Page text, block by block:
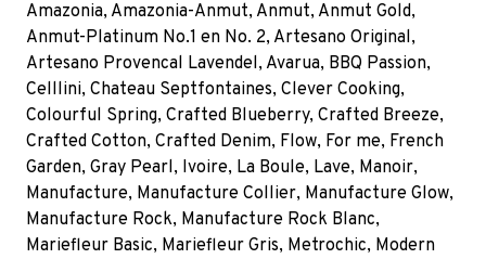
Amazonia, Amazonia-Anmut, Anmut, Anmut Gold,
Anmut-Platinum No.1 en No. 2, Artesano Original,
Artesano Provencal Lavendel, Avarua, BBQ Passion,
Celllini, Chateau Septfontaines, Clever Cooking,
Colourful Spring, Crafted Blueberry, Crafted Breeze,
Crafted Cotton, Crafted Denim, Flow, For me, French
Garden, Gray Pearl, Ivoire, La Boule, Lave, Manoir,
Manufacture, Manufacture Collier, Manufacture Glow,
Manufacture Rock, Manufacture Rock Blanc,
Mariefleur Basic, Mariefleur Gris, Metrochic, Modern